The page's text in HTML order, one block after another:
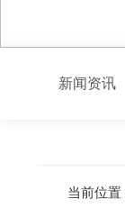
新闻资讯
当前位置